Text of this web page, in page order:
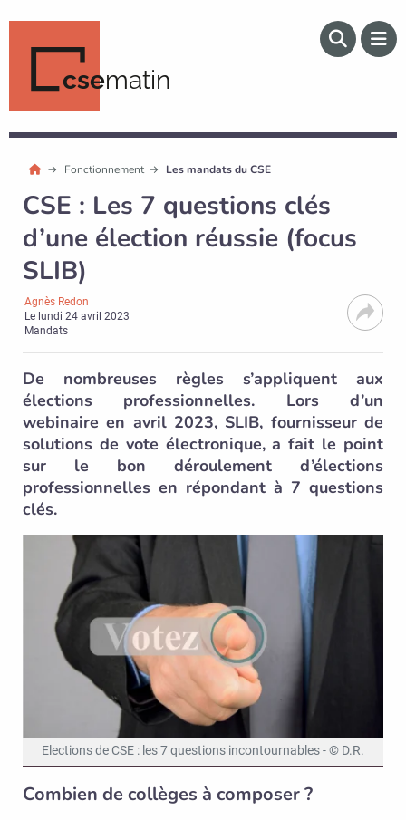
csematin
Fonctionnement Les mandats du CSE
CSE : Les 7 questions clés
d’une élection réussie (focus
SLIB)
Agnès Redon
Le lundi 24 avril 2023
Mandats
De nombreuses règles s’appliquent aux
élections professionnelles. Lors d’un
webinaire en avril 2023, SLIB, fournisseur de
solutions de vote électronique, a fait le point
sur le bon déroulement d’élections
professionnelles en répondant à 7 questions
clés.
Elections de CSE : les 7 questions incontournables - © D.R.
Combien de collèges à composer ?